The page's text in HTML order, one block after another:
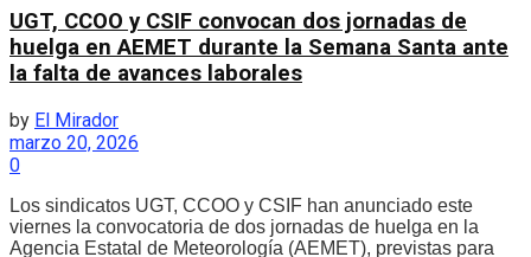
UGT, CCOO y CSIF convocan dos jornadas de
huelga en AEMET durante la Semana Santa ante
la falta de avances laborales
by El Mirador
marzo 20, 2026
0
Los sindicatos UGT, CCOO y CSIF han anunciado este
viernes la convocatoria de dos jornadas de huelga en la
Agencia Estatal de Meteorología (AEMET), previstas para